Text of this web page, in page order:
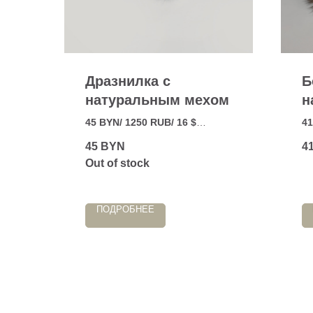
Дразнилка с
натуральным мехом
45 BYN/ 1250 RUB/ 16 $
мехом и колокольчиком
внутри.
45 BYN
Out of stock
ПОДРОБНЕЕ
и